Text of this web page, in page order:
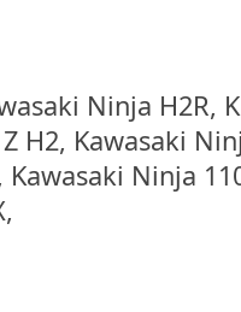
Ninja H2R,
H2, Kawasaki
Ninja